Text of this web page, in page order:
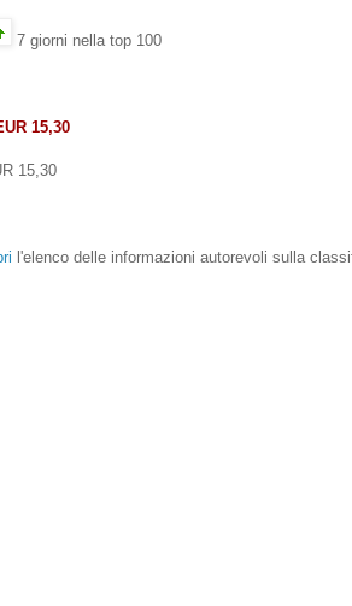
7 giorni nella top 100
15,30
15,30
l'elenco delle informazioni autorevoli sulla